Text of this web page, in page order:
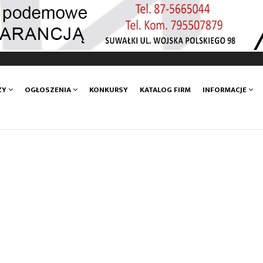
OGŁOSZENIA KONKURSY KATALOG FIRM INFORMACJE